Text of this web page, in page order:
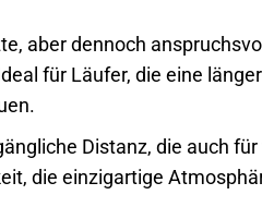
aber dennoch
für Läufer, die eine
Distanz, die auch
die einzigartige